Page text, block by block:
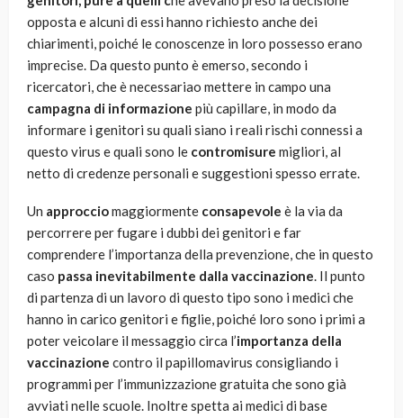
opposta e alcuni di essi hanno richiesto anche dei
chiarimenti, poiché le conoscenze in loro possesso erano
imprecise. Da questo punto è emerso, secondo i
ricercatori, che è necessariao mettere in campo una
campagna di informazione più capillare, in modo da
informare i genitori su quali siano i reali rischi connessi a
questo virus e quali sono le contromisure migliori, al
netto di credenze personali e suggestioni spesso errate.
Un approcciomaggiormente consapevole è la via da
percorrere per fugare i dubbi dei genitori e far
comprendere l’importanza della prevenzione, che in questo
caso passa inevitabilmente dalla vaccinazione. Il punto
di partenza di un lavoro di questo tipo sono i medici che
hanno in carico genitori e figlie, poiché loro sono i primi a
poter veicolare il messaggio circa l’importanza della
vaccinazione contro il papillomavirus consigliando i
programmi per l’immunizzazione gratuita che sono già
avviati nelle scuole. Inoltre spetta ai medici di base